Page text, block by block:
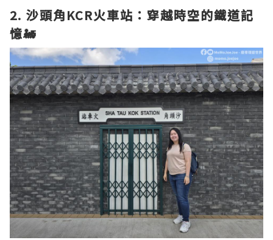
2. 沙頭角KCR火車站：穿越時空的鐵道記
憶🚂